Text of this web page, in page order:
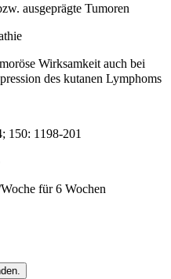
ausgeprägte Tumoren
Wirksamkeit auch bei
des kutanen Lymphoms
150: 1198-201
für 6 Wochen